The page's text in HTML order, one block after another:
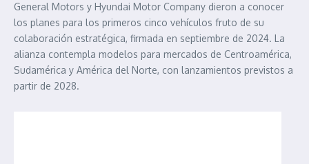
General Motors y Hyundai Motor Company dieron a conocer
los planes para los primeros cinco vehículos fruto de su
colaboración estratégica, firmada en septiembre de 2024. La
alianza contempla modelos para mercados de Centroamérica,
Sudamérica y América del Norte, con lanzamientos previstos a
partir de 2028.